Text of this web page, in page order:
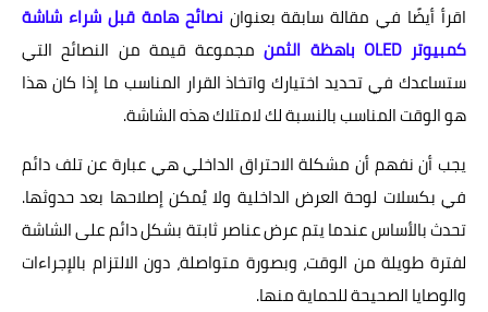
اقرأ أيضًا في مقالة سابقة بعنوان نصائح هامة قبل شراء شاشة
كمبيوتر OLED باهظة الثمن
مجموعة قيمة من النصائح التي
ستساعدك في تحديد اختيارك واتخاذ القرار المناسب ما إذا كان هذا
هو الوقت المناسب بالنسبة لك لامتلاك هذه الشاشة.
يجب أن نفهم أن مشكلة الاحتراق الداخلي هي عبارة عن تلف دائم
في بكسلات لوحة العرض الداخلية ولا يُمكن إصلاحها بعد حدوثها.
تحدث بالأساس عندما يتم عرض عناصر ثابتة بشكل دائم على الشاشة
لفترة طويلة من الوقت، وبصورة متواصلة، دون الالتزام بالإجراءات
والوصايا الصحيحة للحماية منها.